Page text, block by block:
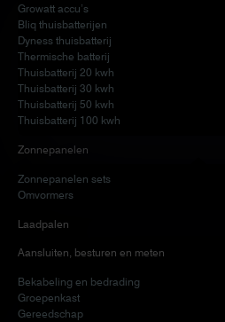
Growatt accu’s
Bliq thuisbatterijen
Dyness thuisbatterij
Thermische batterij
Thuisbatterij 20 kwh
Thuisbatterij 30 kwh
Thuisbatterij 50 kwh
Thuisbatterij 100 kwh
Zonnepanelen
Zonnepanelen sets
Omvormers
Laadpalen
Aansluiten, besturen en meten
Bekabeling en bedrading
Groepenkast
Gereedschap